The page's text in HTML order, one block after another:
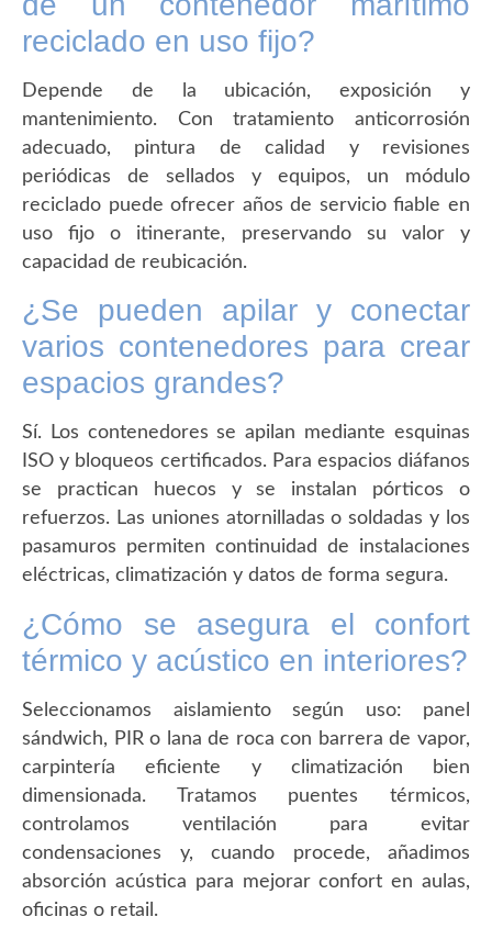
reciclado en uso fijo?
Depende de la ubicación, exposición y
mantenimiento. Con tratamiento anticorrosión
adecuado, pintura de calidad y revisiones
periódicas de sellados y equipos, un módulo
reciclado puede ofrecer años de servicio fiable en
uso fijo o itinerante, preservando su valor y
capacidad de reubicación.
¿Se pueden apilar y conectar
varios contenedores para crear
espacios grandes?
Sí. Los contenedores se apilan mediante esquinas
ISO y bloqueos certificados. Para espacios diáfanos
se practican huecos y se instalan pórticos o
refuerzos. Las uniones atornilladas o soldadas y los
pasamuros permiten continuidad de instalaciones
eléctricas, climatización y datos de forma segura.
¿Cómo se asegura el confort
térmico y acústico en interiores?
Seleccionamos aislamiento según uso: panel
sándwich, PIR o lana de roca con barrera de vapor,
carpintería eficiente y climatización bien
dimensionada. Tratamos puentes térmicos,
controlamos ventilación para evitar
condensaciones y, cuando procede, añadimos
absorción acústica para mejorar confort en aulas,
oficinas o retail.